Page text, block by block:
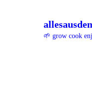
🌱 grow cook